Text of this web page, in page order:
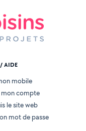
/ AIDE
mobile
mon compte
le site web
mot de passe